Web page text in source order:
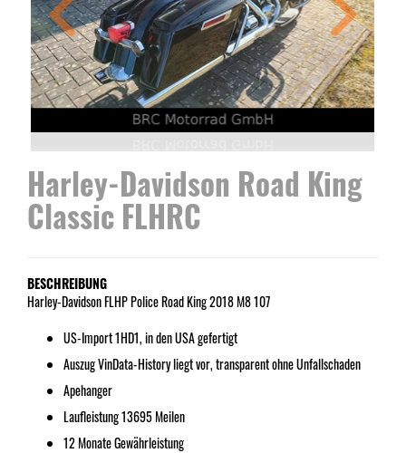
Harley-Davidson Road King
Classic FLHRC
BESCHREIBUNG
Harley-Davidson FLHP Police Road King 2018 M8 107
US-Import 1HD1, in den USA gefertigt
Auszug VinData-History liegt vor, transparent ohne Unfallschaden
Apehanger
Laufleistung 13695 Meilen
12 Monate Gewährleistung